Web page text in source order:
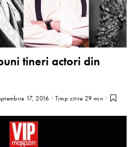
tineri actori din
17, 2016 Timp citire 29 min